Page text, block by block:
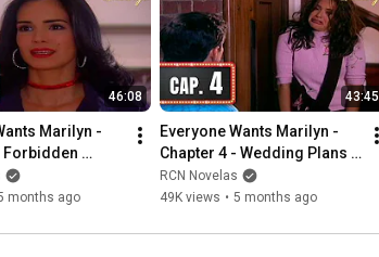
46:08
Marilyn -
Forbidden
months ago
43:45
Everyone Wants Marilyn -
Chapter 4 - Wedding Plans
Continue
RCN Novelas
49K views • 5 months ago